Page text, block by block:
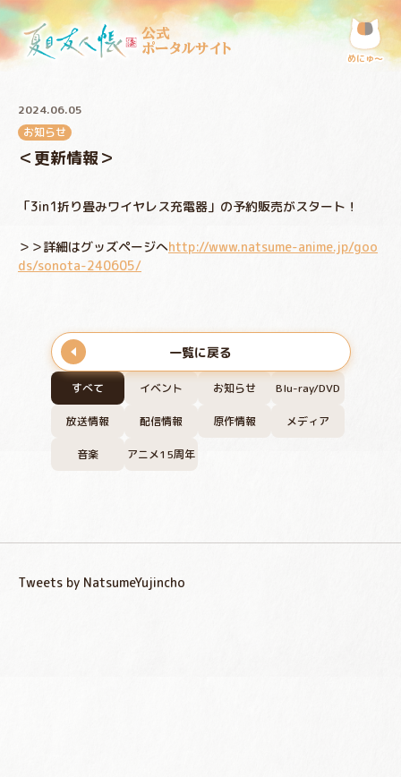
公式
ポータルサイト
めにゅ〜
すべて イベント お知らせ Blu-ray/DVD
放送情報 配信情報 原作情報 メディア
音楽 アニメ15周年
2024.06.05
お知らせ
＜更新情報＞
「3in1折り畳みワイヤレス充電器」の予約販売がスタート！
＞＞詳細はグッズページへhttp://www.natsume-anime.jp/goo
ds/sonota-240605/
一覧に戻る
Tweets by NatsumeYujincho